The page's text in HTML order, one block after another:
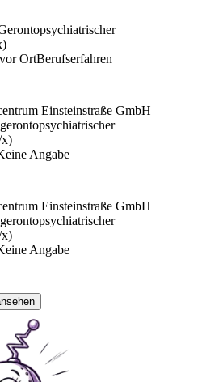
OrtBerufserfahren
Einsteinstraße GmbH
Angabe
Einsteinstraße GmbH
Angabe